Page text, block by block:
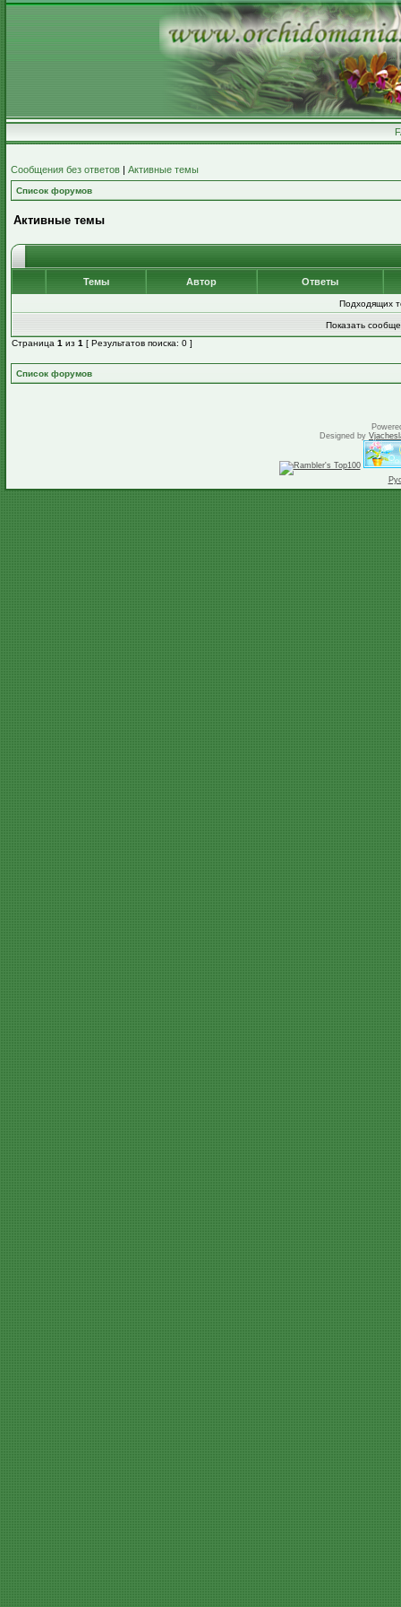
Сообщения без ответов | Активные темы
Список форумов
Активные темы
Темы Автор Ответы
Подходящих
Показать
Страница 1 из 1 [ Результатов поиска: 0 ]
Список форумов
Designed by